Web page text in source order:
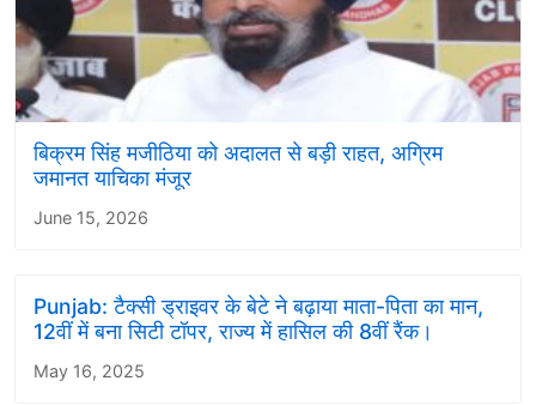
बिक्रम सिंह मजीठिया को अदालत से बड़ी राहत, अग्रिम
जमानत याचिका मंजूर
June 15, 2026
Punjab: टैक्सी ड्राइवर के बेटे ने बढ़ाया माता-पिता का मान,
12वीं में बना सिटी टॉपर, राज्य में हासिल की 8वीं रैंक।
May 16, 2025